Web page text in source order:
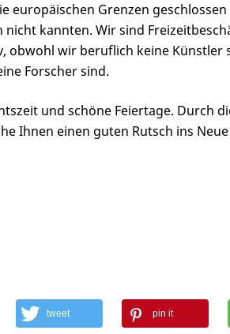
europäischen Grenzen
kannten. Wir sind
obwohl wir beruflich keine Künstler
Forscher sind.
und schöne Feiertage. Durch
Ihnen einen guten Rutsch ins Neue
tweet pin it